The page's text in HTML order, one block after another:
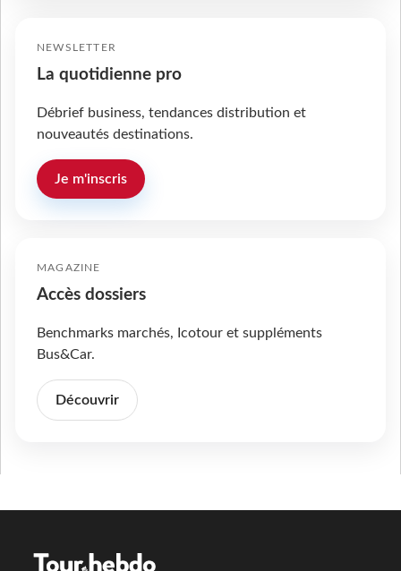
NEWSLETTER
La quotidienne pro
Débrief business, tendances distribution et
nouveautés destinations.
Je m'inscris
MAGAZINE
Accès dossiers
Benchmarks marchés, Icotour et suppléments
Bus&Car.
Découvrir